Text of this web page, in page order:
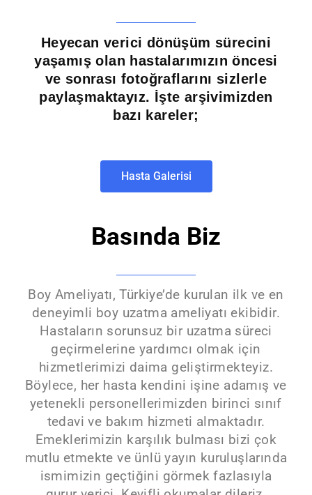
Heyecan verici dönüşüm sürecini
yaşamış olan hastalarımızın öncesi
ve sonrası fotoğraflarını sizlerle
paylaşmaktayız. İşte arşivimizden
bazı kareler;
Hasta Galerisi
Basında Biz
Boy Ameliyatı, Türkiye’de kurulan ilk ve en
deneyimli boy uzatma ameliyatı ekibidir.
Hastaların sorunsuz bir uzatma süreci
geçirmelerine yardımcı olmak için
hizmetlerimizi daima geliştirmekteyiz.
Böylece, her hasta kendini işine adamış ve
yetenekli personellerimizden birinci sınıf
tedavi ve bakım hizmeti almaktadır.
Emeklerimizin karşılık bulması bizi çok
mutlu etmekte ve ünlü yayın kuruluşlarında
ismimizin geçtiğini görmek fazlasıyla